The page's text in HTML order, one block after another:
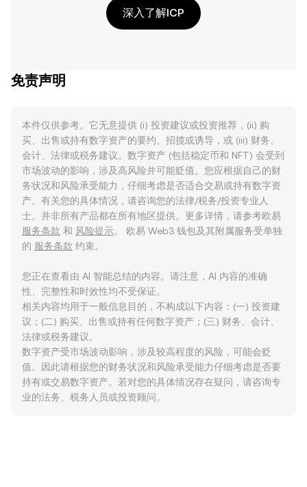
深入了解ICP
免责声明
本件仅供参考。它无意提供 (i) 投资建议或投资推荐，(ii) 购
买、出售或持有数字资产的要约、招揽或诱导，或 (iii) 财务、
会计、法律或税务建议。数字资产 (包括稳定币和 NFT) 会受到
市场波动的影响，涉及高风险并可能贬值。您应根据自己的财
务状况和风险承受能力，仔细考虑是否适合交易或持有数字资
产。有关您的具体情况，请咨询您的法律/税务/投资专业人
士。并非所有产品都在所有地区提供。更多详情，请参考欧易
服务条款 和 风险提示。 欧易 Web3 钱包及其附属服务受单独
的 服务条款 约束。
您正在查看由 AI 智能总结的内容。请注意，AI 内容的准确
性、完整性和时效性均不受保证。
相关内容均用于一般信息目的，不构成以下内容：(一) 投资建
议；(二) 购买、出售或持有任何数字资产；(三) 财务、会计、
法律或税务建议。
数字资产受市场波动影响，涉及较高程度的风险，可能会贬
值。因此请根据您的财务状况和风险承受能力仔细考虑是否要
持有或交易数字资产。若对您的具体情况存在疑问，请咨询专
业的法务、税务人员或投资顾问。